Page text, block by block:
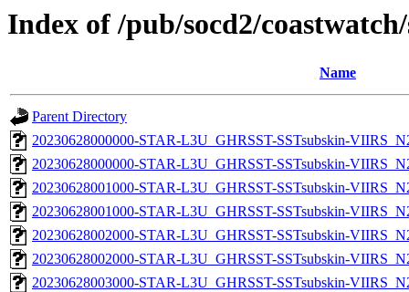
Index of /pub/socd2/
Name
Parent Directory
20230628000000-STAR-L3U_GHRSST-SSTsubskin-
20230628000000-STAR-L3U_GHRSST-SSTsubskin-
20230628001000-STAR-L3U_GHRSST-SSTsubskin-
20230628001000-STAR-L3U_GHRSST-SSTsubskin-
20230628002000-STAR-L3U_GHRSST-SSTsubskin-
20230628002000-STAR-L3U_GHRSST-SSTsubskin-
20230628003000-STAR-L3U_GHRSST-SSTsubskin-